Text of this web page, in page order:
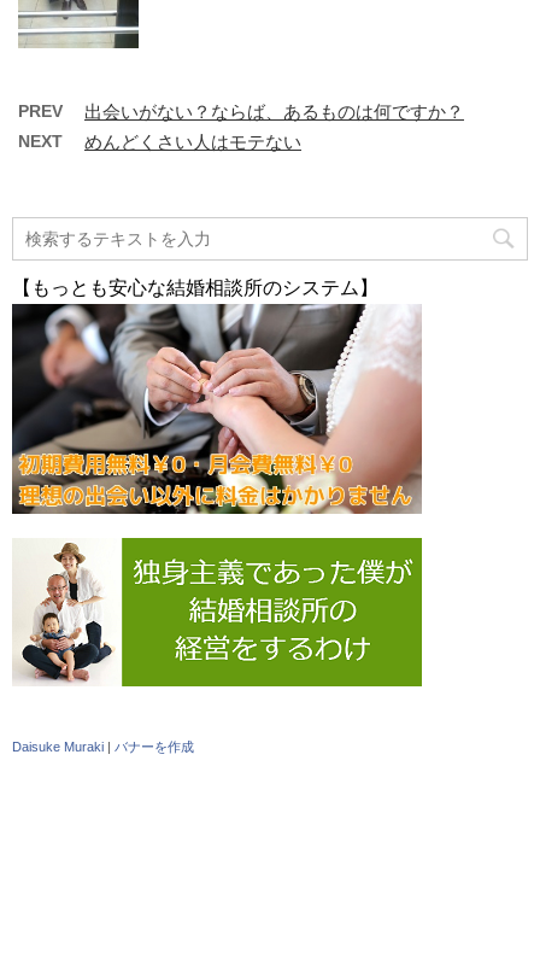
PREV 出会いがない？ならば、あるものは何ですか？
NEXT めんどくさい人はモテない
【もっとも安心な結婚相談所のシステム】
Daisuke Muraki バナーを作成